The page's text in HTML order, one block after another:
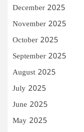
December 2025
November 2025
October 2025
September 2025
August 2025
July 2025
June 2025
May 2025